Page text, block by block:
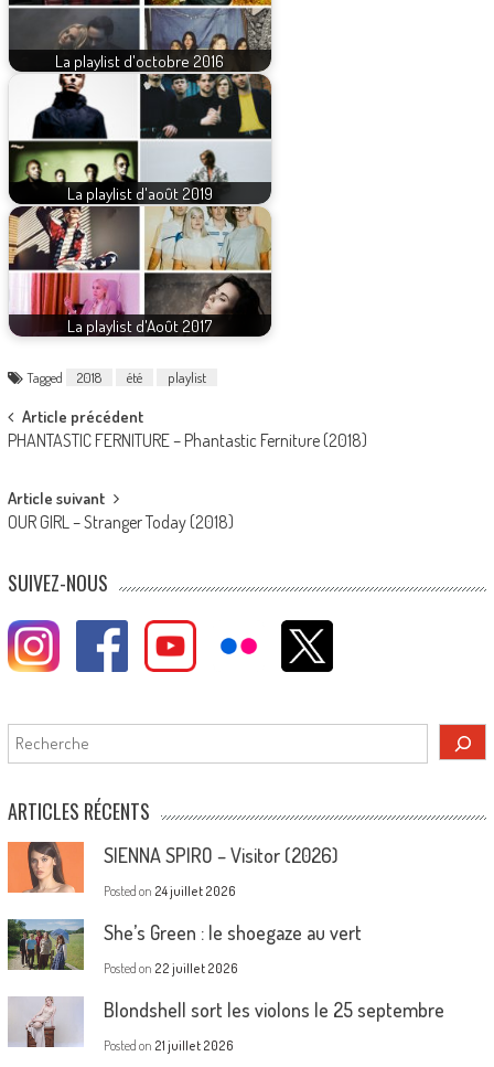
La playlist d'octobre 2016
La playlist d'août 2019
La playlist d'Août 2017
Tagged 2018 été playlist
Post
navigation
Article précédent
PHANTASTIC FERNITURE – Phantastic Ferniture (2018)
Article suivant
OUR GIRL – Stranger Today (2018)
SUIVEZ-NOUS
Rechercher
ARTICLES RÉCENTS
SIENNA SPIRO – Visitor (2026)
Posted on 24 juillet 2026
She’s Green : le shoegaze au vert
Posted on 22 juillet 2026
Blondshell sort les violons le 25 septembre
Posted on 21 juillet 2026